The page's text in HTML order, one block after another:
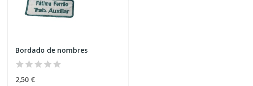
Bordado de nombres
2,50 €